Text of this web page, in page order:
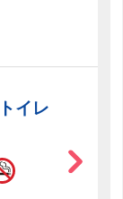
イレ